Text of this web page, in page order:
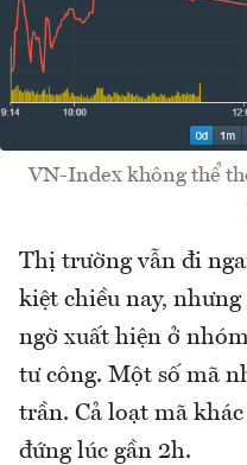
VN-Index không thể
Thị trường vẫn đi
kiệt chiều nay,
ngờ xuất hiện ở
tư công. Một số mã
trần. Cả loạt mã
đứng lúc gần 2h.